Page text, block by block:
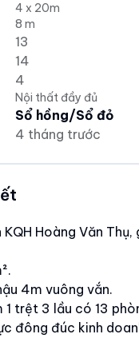
4 x 20m
8 m
13
14
4
Nội thất đầy đủ
Sổ hồng/Sổ đỏ
4 tháng trước
KQH Hoàng Văn
4m vuông vắn.
1 trệt 3 lầu có 13
đông đúc kinh